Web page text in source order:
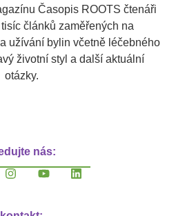
Časopis ROOTS čtenáři
článků zaměřených na
užívání bylin včetně léčebného
životní styl a další aktuální
otázky.
nás: